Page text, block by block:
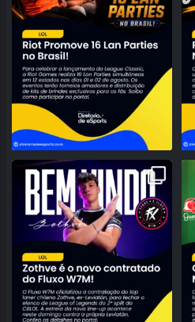
NOVO TOPO NO RIFT! FLUXO W7M
ANUNCIA A CHEGADA DE
95 3